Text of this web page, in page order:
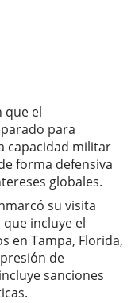
que el
para
capacidad militar
forma defensiva
globales.
su visita
incluye el
en Tampa, Florida,
de
sanciones